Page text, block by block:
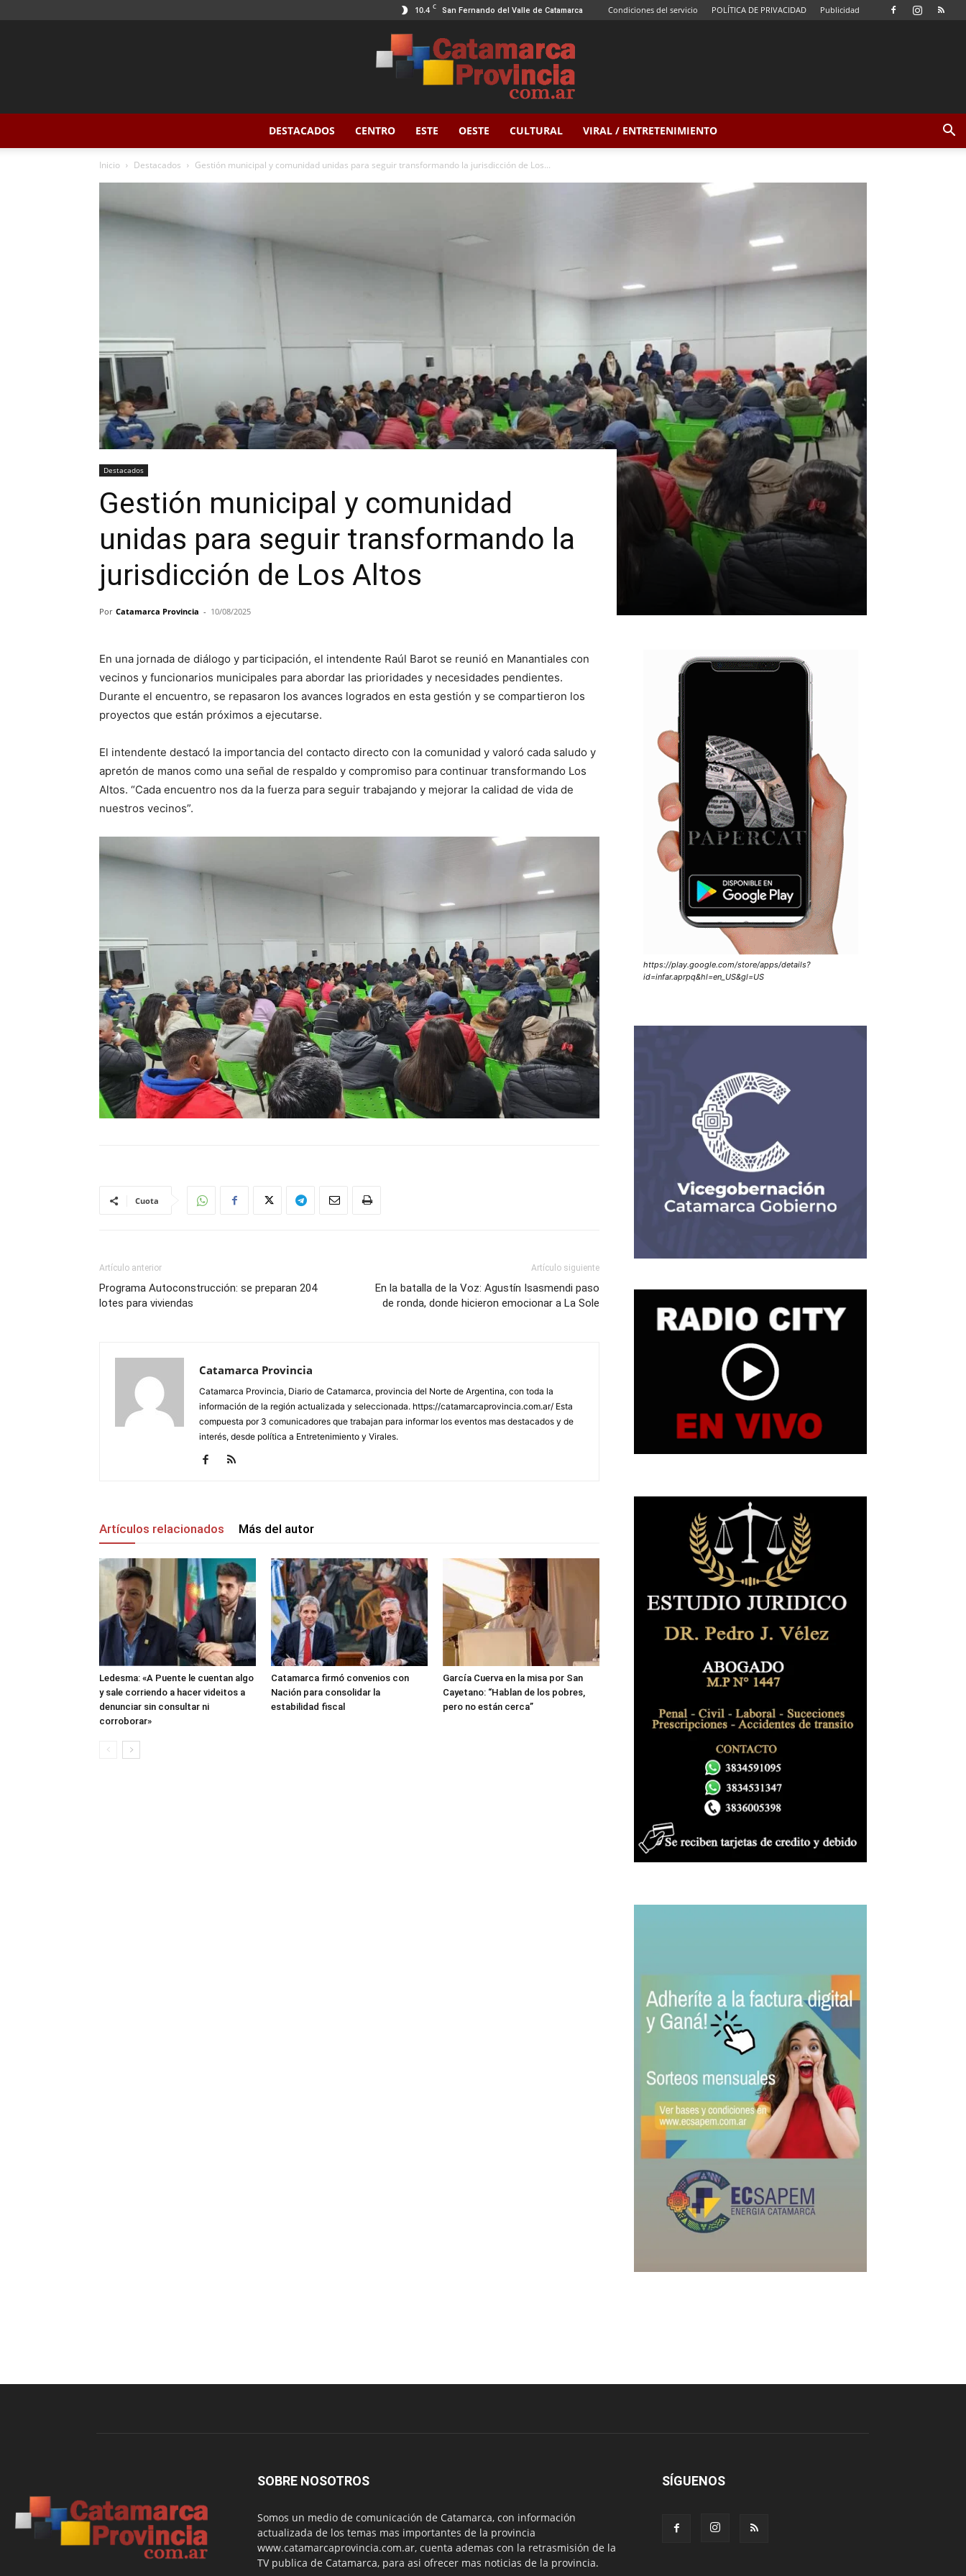
10.4 C San Fernando del Valle de Catamarca Condiciones del servicio POLÍTICA DE PRIVACIDAD Publicidad
Catamarca
Provincia
DESTACADOS CENTRO ESTE OESTE CULTURAL VIRAL / ENTRETENIMIENTO
Inicio Destacados Gestión municipal y comunidad unidas para seguir transformando la jurisdicción de Los...
Destacados
Gestión municipal y comunidad
unidas para seguir transformando la
jurisdicción de Los Altos
Por Catamarca Provincia - 10/08/2025
En una jornada de diálogo y participación, el intendente Raúl Barot se reunió en Manantiales con
vecinos y funcionarios municipales para abordar las prioridades y necesidades pendientes.
Durante el encuentro, se repasaron los avances logrados en esta gestión y se compartieron los
proyectos que están próximos a ejecutarse.
El intendente destacó la importancia del contacto directo con la comunidad y valoró cada saludo y
apretón de manos como una señal de respaldo y compromiso para continuar transformando Los
Altos. “Cada encuentro nos da la fuerza para seguir trabajando y mejorar la calidad de vida de
nuestros vecinos”.
Cuota
Artículo anterior
Programa Autoconstrucción: se preparan 204
lotes para viviendas
Artículo siguiente
En la batalla de la Voz: Agustín Isasmendi paso
de ronda, donde hicieron emocionar a La Sole
Catamarca Provincia
Catamarca Provincia, Diario de Catamarca, provincia del Norte de Argentina, con toda la
información de la región actualizada y seleccionada. https://catamarcaprovincia.com.ar/ Esta
compuesta por 3 comunicadores que trabajan para informar los eventos mas destacados y de
interés, desde política a Entretenimiento y Virales.
Artículos relacionados Más del autor
Ledesma: «A Puente le cuentan algo
y sale corriendo a hacer videitos a
denunciar sin consultar ni
corroborar»
Catamarca firmó convenios con
Nación para consolidar la
estabilidad fiscal
García Cuerva en la misa por San
Cayetano: “Hablan de los pobres,
pero no están cerca”
https://play.google.com/store/apps/details?
id=infar.aprpq&hl=en_US&gl=US
SOBRE NOSOTROS
Somos un medio de comunicación de Catamarca, con información
actualizada de los temas mas importantes de la provincia
www.catamarcaprovincia.com.ar, cuenta ademas con la retrasmisión de la
TV publica de Catamarca, para asi ofrecer mas noticias de la provincia.
SÍGUENOS